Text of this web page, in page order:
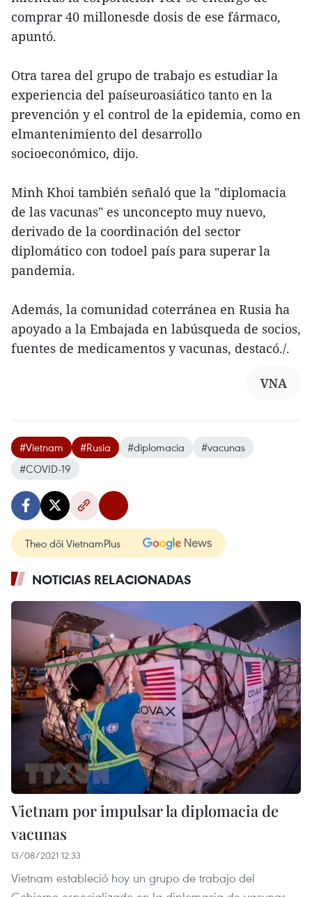
comprar 40 millonesde dosis de ese fármaco,
apuntó.
Otra tarea del grupo de trabajo es estudiar la
experiencia del paíseuroasiático tanto en la
prevención y el control de la epidemia, como en
elmantenimiento del desarrollo
socioeconómico, dijo.
Minh Khoi también señaló que la "diplomacia
de las vacunas" es unconcepto muy nuevo,
derivado de la coordinación del sector
diplomático con todoel país para superar la
pandemia.
Además, la comunidad coterránea en Rusia ha
apoyado a la Embajada en labúsqueda de socios,
fuentes de medicamentos y vacunas, destacó./.
VNA
#Vietnam #Rusia #diplomacia
#vacunas
#COVID-19
Theo dõi VietnamPlus
NOTICIAS RELACIONADAS
Vietnam por impulsar la diplomacia de
vacunas
13/08/2021 12:33
Vietnam estableció hoy un grupo de trabajo del